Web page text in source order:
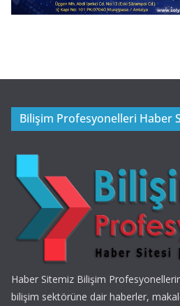
Bilişim Profesyonelleri Haber
Haber Sitemiz Bilişim
bilişim sektörüne dair haberler,